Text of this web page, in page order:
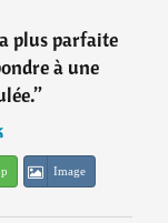
plus parfaite
à une
”
Image